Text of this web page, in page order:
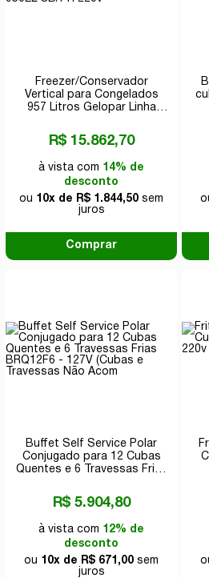
Freezer/Conservador
Vertical para Congelados
957 Litros Gelopar Linha
CB/PR 220v
R$ 15.862,70
à vista com 14% de
desconto
ou 10x de R$ 1.844,50 sem
juros
Comprar
Buffet Self Service Polar
Conjugado para 12 Cubas
Quentes e 6 Travessas Frias
Travessas Não Acom
R$ 5.904,80
à vista com 12% de
desconto
ou 10x de R$ 671,00 sem
juros